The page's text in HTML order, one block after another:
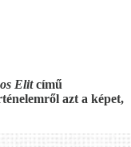
Elitcímű
azt a képet,